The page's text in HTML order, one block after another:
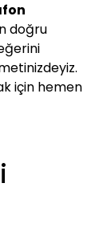
doğru
için hemen